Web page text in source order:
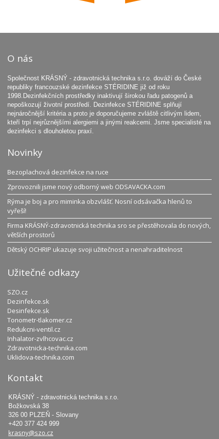
schváleným zdravotnickým prostředkem třídy II.a. o
Výrobce: CA-MI, Itálie
Dostupnost: zboží je skladem ...
O nás
Společnost KRÁSNÝ - zdravotnická technika s.r.o. dováží do České
republiky francouzské dezinfekce STÉRIDINE již od roku
1998.Dezinfekčních prostředky inaktivují širokou řadu patogenů a
nepoškozují životní prostředí. Dezinfekce STÉRIDINE splňují
nejnáročnější kritéria a proto je doporučujeme zvláště citlivým lidem,
kteří trpí nejrůznějšími alergiemi a jinými reakcemi. Jsme specialisté na
dezinfekci s dlouholetou praxí.
Novinky
Bezoplachová dezinfekce na ruce
Zprovoznili jsme nový odborný web ODSAVACKA.com
Rýma je boj a pro miminka obzvlášť. Nosní odsávačka hlenů to
vyřeší!
Firma KRÁSNÝ-zdravotnická technika sro se přestěhovala do nových,
větších prostorů
Dětský OCHRIP ukazuje svoji užitečnost a nenahraditelnost
Užitečné odkazy
SZO.cz
Dezinfekce.sk
Desinfekce.sk
Tonometr-tlakomer.cz
Redukcni-ventil.cz
Inhalator-zvlhcovac.cz
Zdravotnicka-technika.com
Uklidova-technika.com
Kontakt
KRÁSNÝ - zdravotnická technika s.r.o.
Božkovská 38
326 00 PLZEŇ - Slovany
+420 377 424 999
krasny@szo.cz